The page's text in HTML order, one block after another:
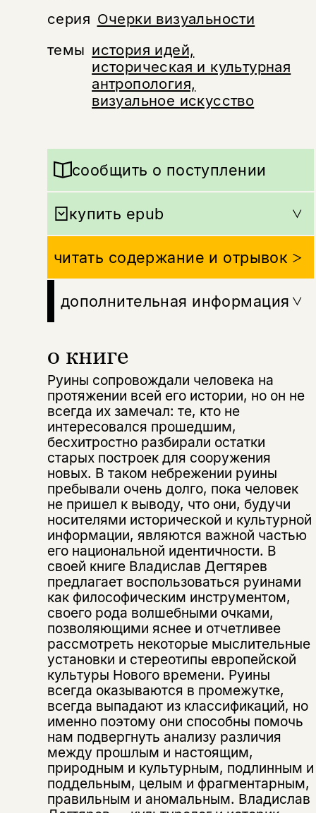
серия Очерки визуальности
темы история идей,
историческая и культурная
антропология,
визуальное искусство
о книге
Руины сопровождали человека на
протяжении всей его истории, но он не
всегда их замечал: те, кто не
интересовался прошедшим,
бесхитростно разбирали остатки
старых построек для сооружения
новых. В таком небрежении руины
пребывали очень долго, пока человек
не пришел к выводу, что они, будучи
носителями исторической и культурной
информации, являются важной частью
его национальной идентичности. В
своей книге Владислав Дегтярев
предлагает воспользоваться руинами
как философическим инструментом,
своего рода волшебными очками,
позволяющими яснее и отчетливее
рассмотреть некоторые мыслительные
установки и стереотипы европейской
культуры Нового времени. Руины
всегда оказываются в промежутке,
всегда выпадают из классификаций, но
именно поэтому они способны помочь
нам подвергнуть анализу различия
между прошлым и настоящим,
природным и культурным, подлинным и
поддельным, целым и фрагментарным,
правильным и аномальным. Владислав
сообщить о поступлении
купить epub
читать содержание и отрывок
дополнительная информация
Подписка на рассылку
Раз в неделю мы отправляем рассылку
о книгах и событиях «НЛО».
За подписку дарим промокод на
скидку 15%
Этой книги временно
нет в продаже.
Вы можете подписаться на
уведомления, и при поступлении книги
на склад получить письмо на указанный
электронный адрес.
Эта книга
не предназначена для